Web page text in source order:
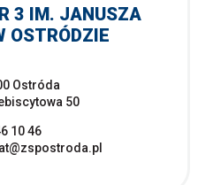
3 IM. JANUSZA
OSTRÓDZIE
pocztowy:
Ostróda
50
10 46